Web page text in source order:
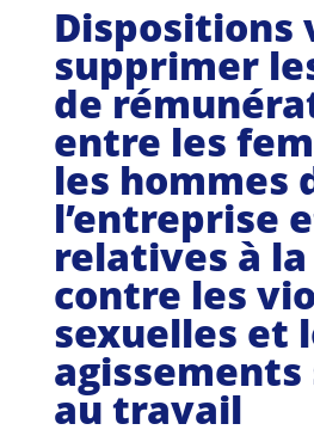
Journées nationales
Formations
Projets Fédéraux
Espace emploi
Guides et outils
Actualités
Dispositions
supprimer
de
entre les
les hommes
l’entreprise
relatives à
contre les
sexuelles et
au travail